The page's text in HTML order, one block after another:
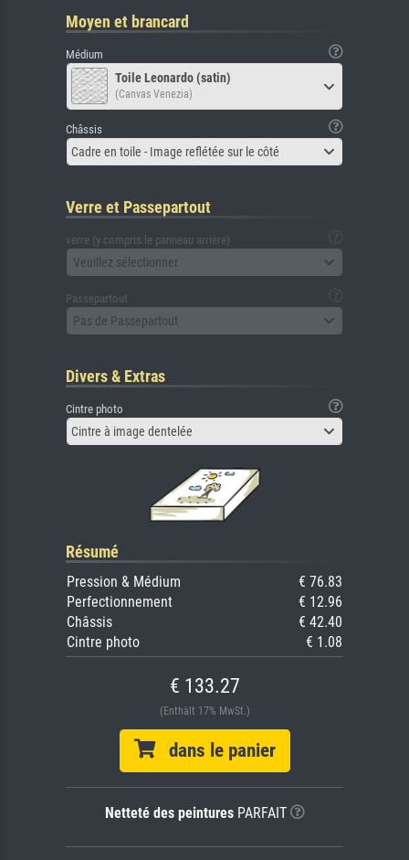
Moyen et brancard
Médium
Toile Leonardo (satin)
(Canvas Venezia)
Châssis
Cadre en toile - Image reflétée sur le côté
Verre et Passepartout
verre (y compris le panneau arrière)
Veuillez sélectionner
Passepartout
Pas de Passepartout
Divers & Extras
Cintre photo
Cintre à image dentelée
Résumé
Pression & Médium
€ 76.83
Perfectionnement
€ 12.96
Châssis
€ 42.40
Cintre photo
€ 1.08
€ 133.27
(Enthält 17% MwSt.)
dans le panier
Netteté des peinturesPARFAIT